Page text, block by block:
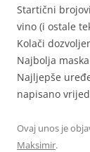
Startični
vino (i ostale
Kolači
Najbolja
Najljepše
napisano
Ovaj unos je
Maksimir.